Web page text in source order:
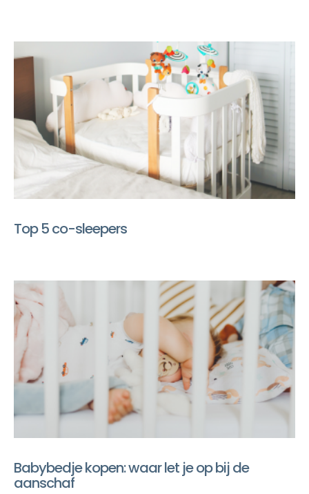
Top 5 co-sleepers
Babybedje kopen: waar let je op bij de
aanschaf